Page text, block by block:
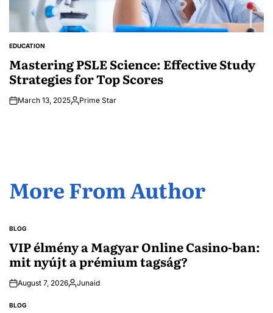
POSTED
EDUCATION
Mastering PSLE Science: Effective Study
Strategies for Top Scores
March 13, 2025Posted
Prime Star
More From Author
POSTED
BLOG
VIP élmény a Magyar Online Casino-ban:
mit nyújt a prémium tagság?
August 7, 2026Posted
Junaid
POSTED
BLOG